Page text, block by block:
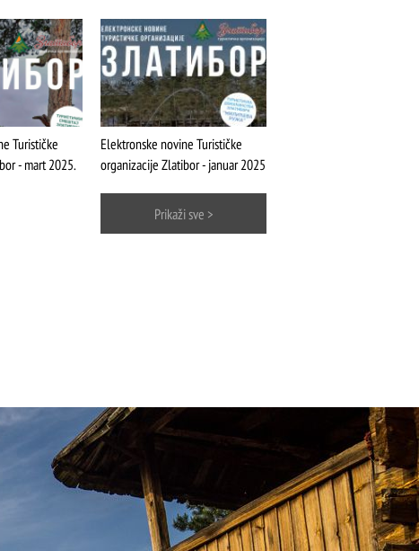
Turističke
- mart 2025.
Elektronske novine Turističke
organizacije Zlatibor - januar 2025
Prikaži sve >